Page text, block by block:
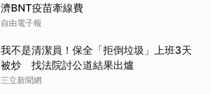
濟BNT疫苗牽線費
自由電子報
我不是清潔員！保全「拒倒垃圾」上班3天
被炒 找法院討公道結果出爐
三立新聞網